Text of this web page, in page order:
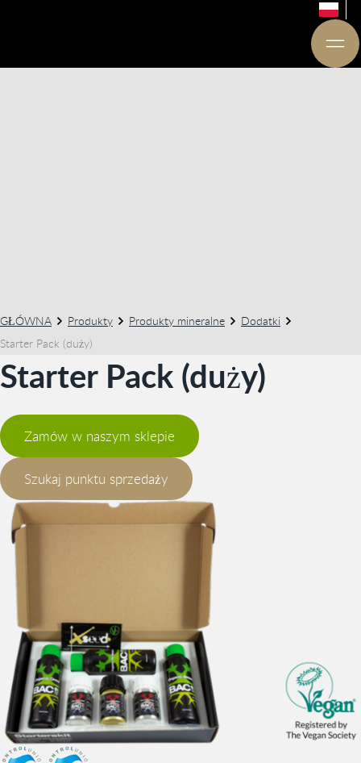
GŁÓWNA Produkty Produkty mineralne
Dodatki
Starter Pack (duży)
Starter Pack (duży)
Zamów w naszym sklepie
Szukaj punktu sprzedaży